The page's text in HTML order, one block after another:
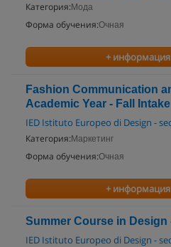
Категория: Мода
Форма обучения:Очная
+ информация
Fashion Communication
Academic Year - Fall Intake
IED Istituto Europeo di Design -
Категория: Маркетинг
Форма обучения:Очная
+ информация
Summer Course in Design
IED Istituto Europeo di Design -